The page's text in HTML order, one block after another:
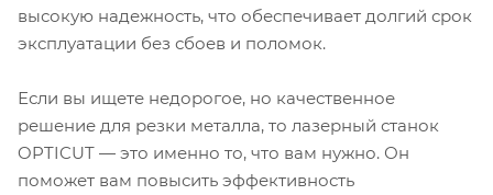
высокую надежность, что обеспечивает долгий срок
эксплуатации без сбоев и поломок.
Если вы ищете недорогое, но качественное
решение для резки металла, то лазерный станок
OPTICUT — это именно то, что вам нужно. Он
поможет вам повысить эффективность